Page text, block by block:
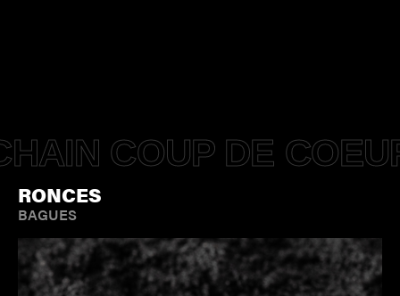
COUP DE
RONCES
BAGUES